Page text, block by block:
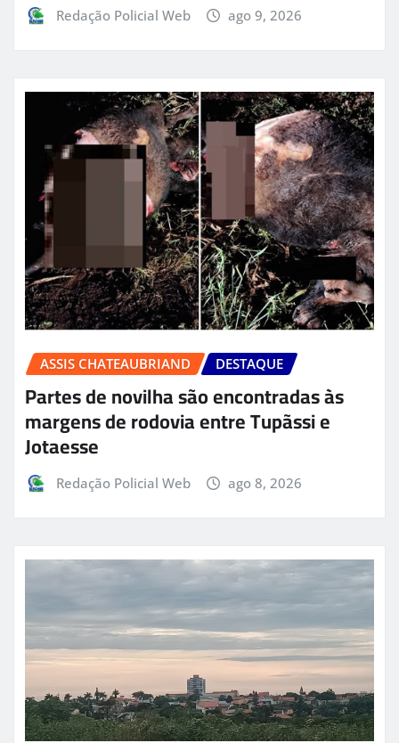
Redação Policial Web ago 9, 2026
ASSIS CHATEAUBRIAND DESTAQUE
Partes de novilha são encontradas às
margens de rodovia entre Tupãssi e
Jotaesse
Redação Policial Web ago 8, 2026